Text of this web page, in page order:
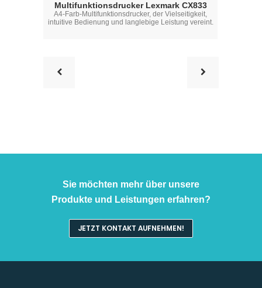
Multifunktionsdrucker Lexmark CX833
A4-Farb-Multifunktionsdrucker, der Vielseitigkeit,
intuitive Bedienung und langlebige Leistung vereint.
Ein ConnectKey-
richtigen Größe,
Sie möchten mehr über unsere
Produkte und Leistungen erfahren?
JETZT KONTAKT AUFNEHMEN!